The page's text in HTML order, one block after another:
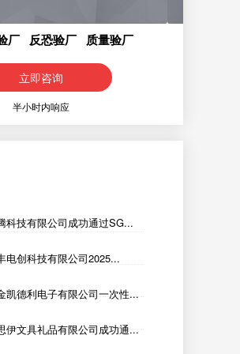
厂 反恐验厂 质量验厂
立即咨询
半小时内响应
科技有限公司成功通过SG...
电创科技有限公司2025...
凯德利电子有限公司一次性...
伊文具礼品有限公司成功通...